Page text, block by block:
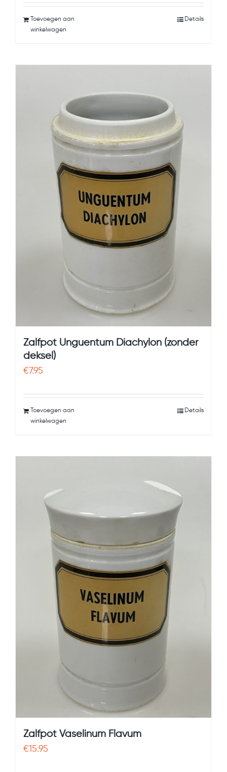
Toevoegen aan
winkelwagen
Details
Zalfpot Unguentum Diachylon (zonder
deksel)
€7.95
Toevoegen aan
winkelwagen
Details
Zalfpot Vaselinum Flavum
€15.95